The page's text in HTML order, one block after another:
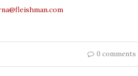
0 comments